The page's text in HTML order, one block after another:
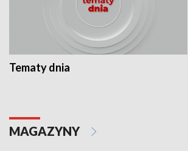
Tematy dnia
MAGAZYNY